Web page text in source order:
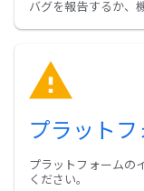
バグを報告するか、
プラット
プラットフォームの
ください。